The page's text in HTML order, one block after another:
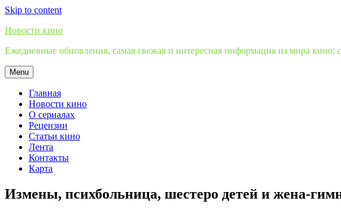
Skip to content
Новости кино
Ежедневные обновления, самая свежая и интересная информация из мира кино:
Menu
Главная
Новости кино
О сериалах
Рецензии
Статьи кино
Лента
Контакты
Карта
Измены, психбольница, шестеро детей и жена-